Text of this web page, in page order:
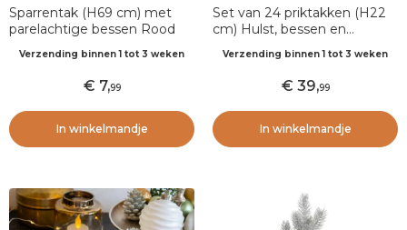
Sparrentak (H69 cm) met
parelachtige bessen Rood
Verzending binnen 1 tot 3 weken
7,99
In winkelmandje
Set van 24 priktakken (H22
cm) Hulst, bessen en
Verzending binnen 1 tot 3 weken
39,99
In winkelmandje